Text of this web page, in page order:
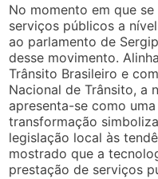
No momento em que
serviços públicos a
ao parlamento de
desse movimento.
Trânsito Brasileiro e
Nacional de Trânsito, a
apresenta-se como
transformação
legislação local às
mostrado que a
prestação de serviços